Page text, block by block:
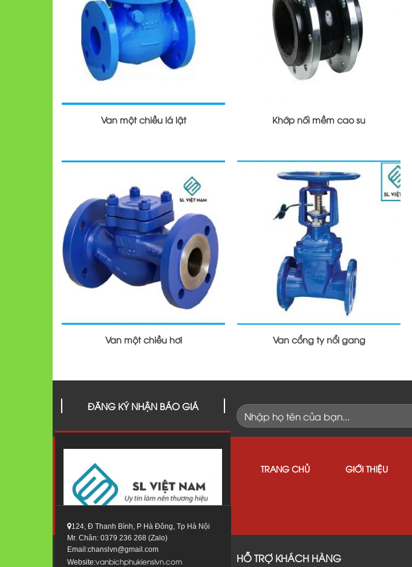
Van một chiều lá lật Khớp nối mềm cao su
Van một chiều hơi Van cổng ty nổi gang
ĐĂNG KÝ NHẬN BÁO GIÁ
TRANG CHỦ GIỚI THIỆU
124, Đ Thanh Bình, P Hà Đông, Tp Hà Nội
Mr. Chân: 0379 236 268 (Zalo)
Email:chanslvn@gmail.com
Website:vanbichphukienslvn.com HỖ TRỢ KHÁCH HÀNG